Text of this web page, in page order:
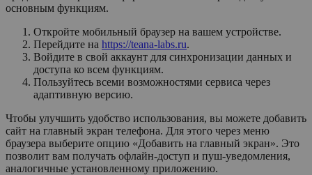
основным функциям.
Откройте мобильный браузер на вашем устройстве.
Перейдите на https://teana-labs.ru.
Войдите в свой аккаунт для синхронизации данных и
доступа ко всем функциям.
Пользуйтесь всеми возможностями сервиса через
адаптивную версию.
Чтобы улучшить удобство использования, вы можете добавить
сайт на главный экран телефона. Для этого через меню
браузера выберите опцию «Добавить на главный экран». Это
позволит вам получать офлайн-доступ и пуш-уведомления,
аналогичные установленному приложению.